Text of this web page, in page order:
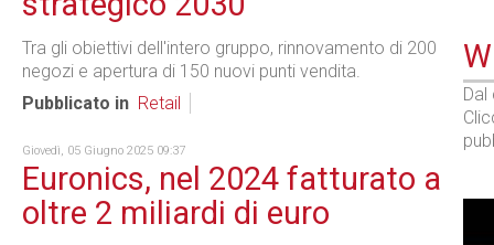
Tra gli obiettivi dell'intero gruppo, rinnovamento di 200
negozi e apertura di 150 nuovi punti vendita.
Pubblicato in Retail
Giovedì, 05 Giugno 2025 09:37
Euronics, nel 2024 fatturato a
oltre 2 miliardi di euro